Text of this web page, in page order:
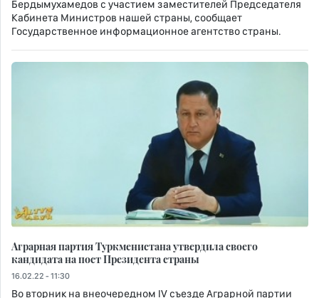
Бердымухамедов с участием заместителей Председателя
Кабинета Министров нашей страны, сообщает
Государственное информационное агентство страны.
Аграрная партия Туркменистана утвердила своего
кандидата на пост Президента страны
16.02.22 - 11:30
Во вторник на внеочередном IV съезде Аграрной партии